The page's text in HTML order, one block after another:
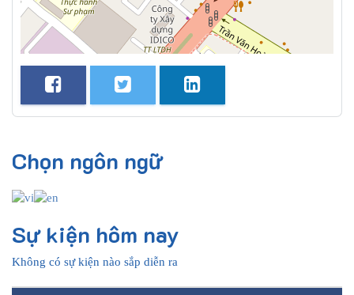
Chọn ngôn ngữ
Sự kiện hôm nay
Không có sự kiện nào sắp diễn ra